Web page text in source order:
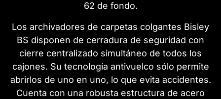
62 de fondo.
Los archivadores de carpetas colgantes Bisley
BS disponen de cerradura de seguridad con
cierre centralizado simultáneo de todos los
cajones. Su tecnología antivuelco sólo permite
abrirlos de uno en uno, lo que evita accidentes.
Cuenta con una robusta estructura de acero